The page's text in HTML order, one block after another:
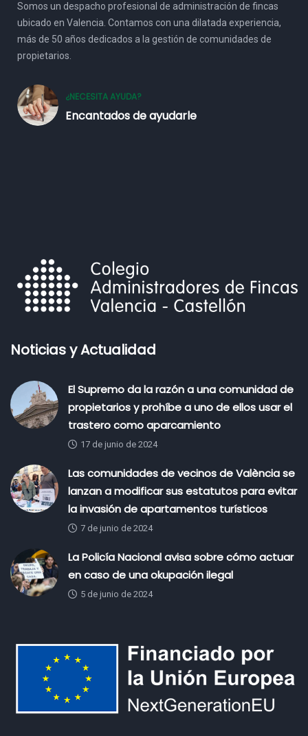
Somos un despacho profesional de administración de fincas
ubicado en Valencia. Contamos con una dilatada experiencia,
más de 50 años dedicados a la gestión de comunidades de
propietarios.
¿NECESITA AYUDA?
Encantados de ayudarle
Noticias y Actualidad
El Supremo da la razón a una comunidad de
propietarios y prohíbe a uno de ellos usar el
trastero como aparcamiento
17 de junio de 2024
Las comunidades de vecinos de València se
lanzan a modificar sus estatutos para evitar
la invasión de apartamentos turísticos
7 de junio de 2024
La Policía Nacional avisa sobre cómo actuar
en caso de una okupación ilegal
5 de junio de 2024